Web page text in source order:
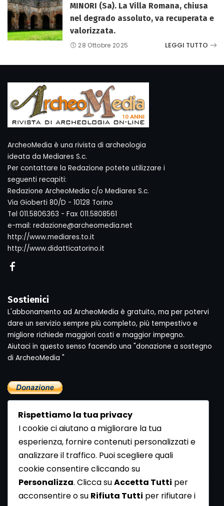
MINORI (Sa). La Villa Romana, chiusa
nel degrado assoluto, va recuperata e
valorizzata.
28 Ottobre 2025 LEGGI TUTTO
ArcheoMedia è una rivista di archeologia
ideata da Mediares S.c.
Per contattare la Redazione potete utilizzare i
seguenti recapiti:
Redazione ArcheoMedia c/o Mediares S.c.
Via Gioberti 80/D - 10128 Torino
Tel 011.5806363 - Fax 011.5808561
e-mail: redazione@archeomedia.net
http://www.mediares.to.it
http://www.didatticatorino.it
Sostienici
L'abbonamento ad ArcheoMedia è gratuito, ma per potervi
dare un servizio sempre più completo, più tempestivo e
migliore richiede maggiori costi e maggior impegno.
Aiutaci in questo senso facendo una "donazione a sostegno
di ArcheoMedia "
Newsletter
Se vuoi ricevere la Rivista gratuita di archeologia realizzata
dalla Redazione di ArcheoMedia iscriviti alla nostra
Newsletter [Clicca Qui]
Rispettiamo la tua privacy
I cookie ci aiutano a migliorare la tua
esperienza, fornire contenuti personalizzati e
analizzare il traffico. Puoi scegliere quali
cookie consentire cliccando su
Personalizza. Clicca suAccetta Tutti per
acconsentire o su Rifiuta Tutti per rifiutare i